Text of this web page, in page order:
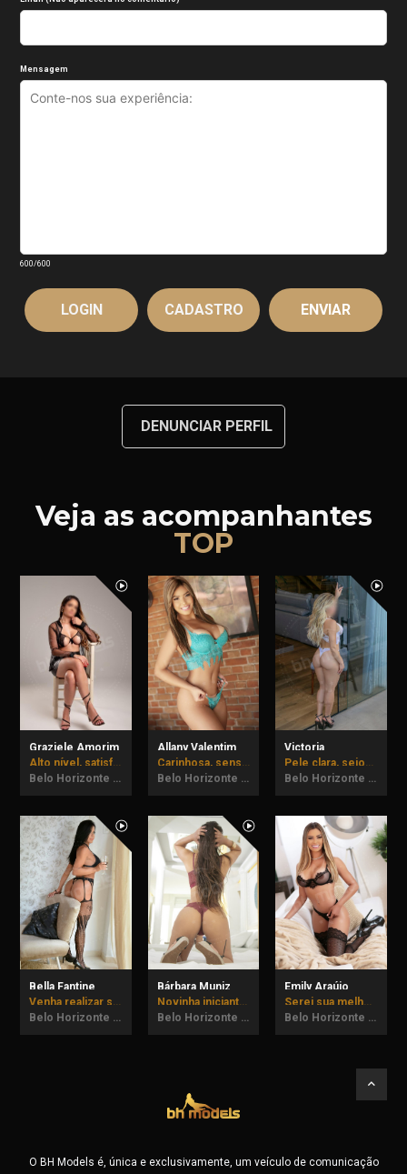
Mensagem
600/600
LOGIN CADASTRO
DENUNCIAR PERFIL
Veja as acompanhantes
TOP
Graziele Amorim
Alto nível, satisfação garantida!
Allany Valentim
Carinhosa, sensual e imprevisível podem vir provar.
Victoria
Pele clara, seios naturais e bumbum empinadinho.
Bella Fantine
Venha realizar suas fantasias comigo! até dia 07/08 em BH.
Belo Horizonte - MG
Bárbara Muniz
Novinha iniciante, vem me conhecer!
Belo Horizonte - MG
Emily Araújo
Serei sua melhor companhia.
Belo Horizonte - MG
O BH Models é, única e exclusivamente, um veículo de comunicação